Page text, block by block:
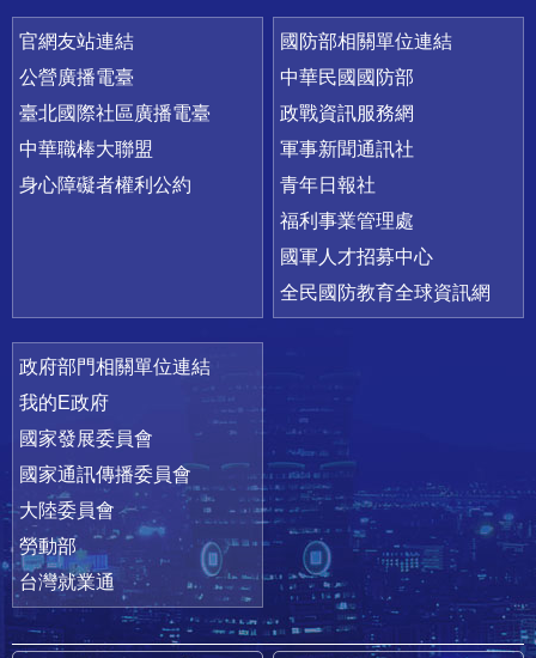
官網友站連結
公營廣播電臺
臺北國際社區廣播電臺
中華職棒大聯盟
身心障礙者權利公約
國防部相關單位連結
中華民國國防部
政戰資訊服務網
軍事新聞通訊社
青年日報社
福利事業管理處
國軍人才招募中心
全民國防教育全球資訊網
政府部門相關單位連結
我的E政府
國家發展委員會
國家通訊傳播委員會
大陸委員會
勞動部
台灣就業通